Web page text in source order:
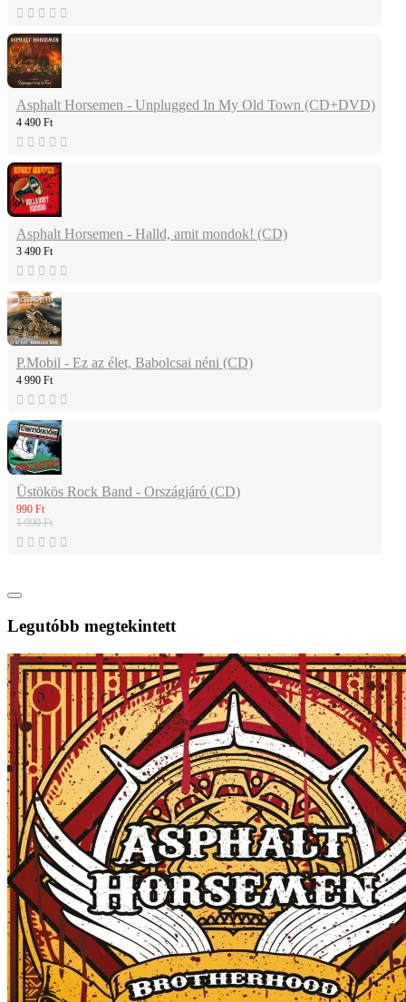
Asphalt Horsemen - Unplugged In My Old Town (CD+DVD)
4 490 Ft
Asphalt Horsemen - Halld, amit mondok! (CD)
3 490 Ft
P.Mobil - Ez az élet, Babolcsai néni (CD)
4 990 Ft
Üstökös Rock Band - Országjáró (CD)
990 Ft
1 990 Ft
Legutóbb megtekintett